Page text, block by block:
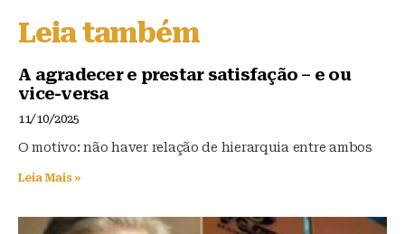
s
k
y
e
b
o
s
A
p
Leia também
A agradecer e prestar satisfação – e ou
vice-versa
11/10/2025
O motivo: não haver relação de hierarquia entre ambos
Leia Mais »